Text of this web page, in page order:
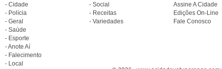
- Cidade
- Polícia
- Geral
- Saúde
- Esporte
- Anote Aí
- Falecimento
- Local
- Social
- Receitas
- Variedades
Assine A Cidade
Edições On-Line
Fale Conosco